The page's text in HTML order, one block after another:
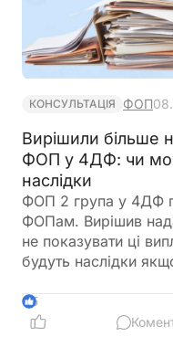
КОНСУЛЬТАЦІЯ ФОП
Вирішили більше
ФОП у 4ДФ: чи
наслідки
ФОП 2 група у 4ДФ
ФОПам. Вирішив
не показувати ці
будуть наслідки
5